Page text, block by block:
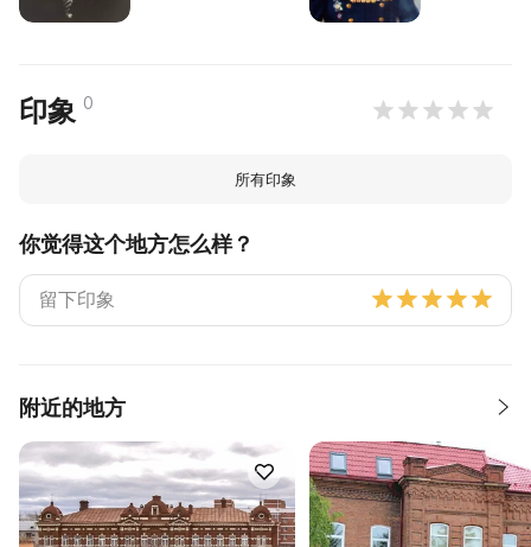
印象 0
所有印象
你觉得这个地方怎么样？
附近的地方